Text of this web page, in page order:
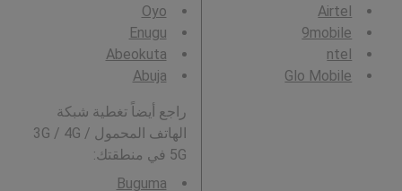
Airtel
9mobile
ntel
Glo Mobile
Oyo
Enugu
Abeokuta
Abuja
راجع أيضاً تغطية شبكة
الهاتف المحمول 3G / 4G /
5G في منطقتك:
Buguma